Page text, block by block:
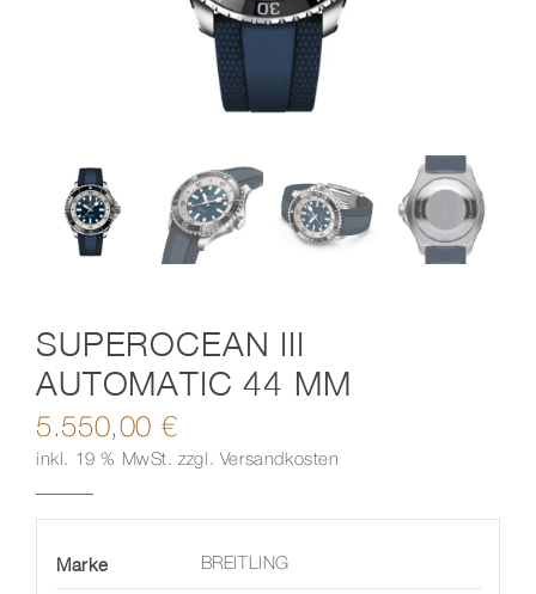
SUPEROCEAN III
AUTOMATIC 44 MM
5.550,00 €
inkl. 19 % MwSt. zzgl. Versandkosten
Marke BREITLING